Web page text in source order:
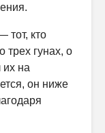
тот, кто
трех гунах, о
на
он ниже